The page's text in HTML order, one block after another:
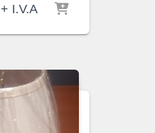
+ I.V.A